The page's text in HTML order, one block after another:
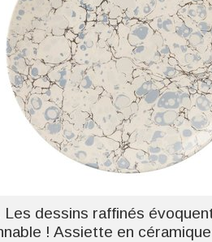
Les dessins raffinés
! Assiette en